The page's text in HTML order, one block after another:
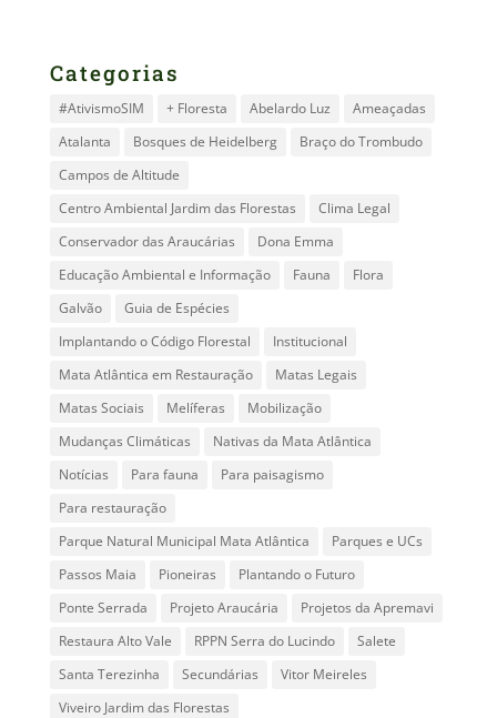
Categorias
#AtivismoSIM + Floresta Abelardo Luz
Ameaçadas
Atalanta
Bosques de Heidelberg
Braço do Trombudo
Campos de Altitude
Centro Ambiental Jardim das Florestas
Clima Legal
Conservador das Araucárias
Dona Emma
Educação Ambiental e Informação
Fauna
Flora
Galvão
Guia de Espécies
Implantando o Código Florestal
Institucional
Mata Atlântica em Restauração
Matas Legais
Matas Sociais
Melíferas
Mobilização
Mudanças Climáticas
Nativas da Mata Atlântica
Notícias
Para fauna
Para paisagismo
Para restauração
Parque Natural Municipal Mata Atlântica
Parques e UCs
Passos Maia
Pioneiras
Plantando o Futuro
Ponte Serrada
Projeto Araucária
Projetos da Apremavi
Restaura Alto Vale
RPPN Serra do Lucindo
Salete
Santa Terezinha
Secundárias
Vitor Meireles
Viveiro Jardim das Florestas